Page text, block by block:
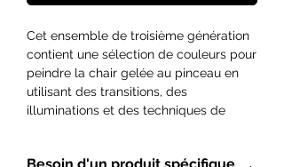
Cet ensemble de troisième génération
contient une sélection de couleurs pour
peindre la chair gelée au pinceau en
utilisant des transitions, des
illuminations et des techniques de